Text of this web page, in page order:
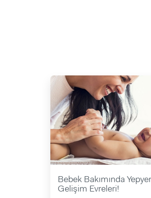
Bebek Bakımında
Gelişim Evreleri!